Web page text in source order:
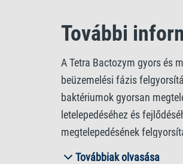
További
A Tetra Bactozym gyors és
beüzemelési fázis
baktériumok gyorsan
letelepedéséhez és
megtelepedésének
elősegíti a szerves
Továbbiak olvasása